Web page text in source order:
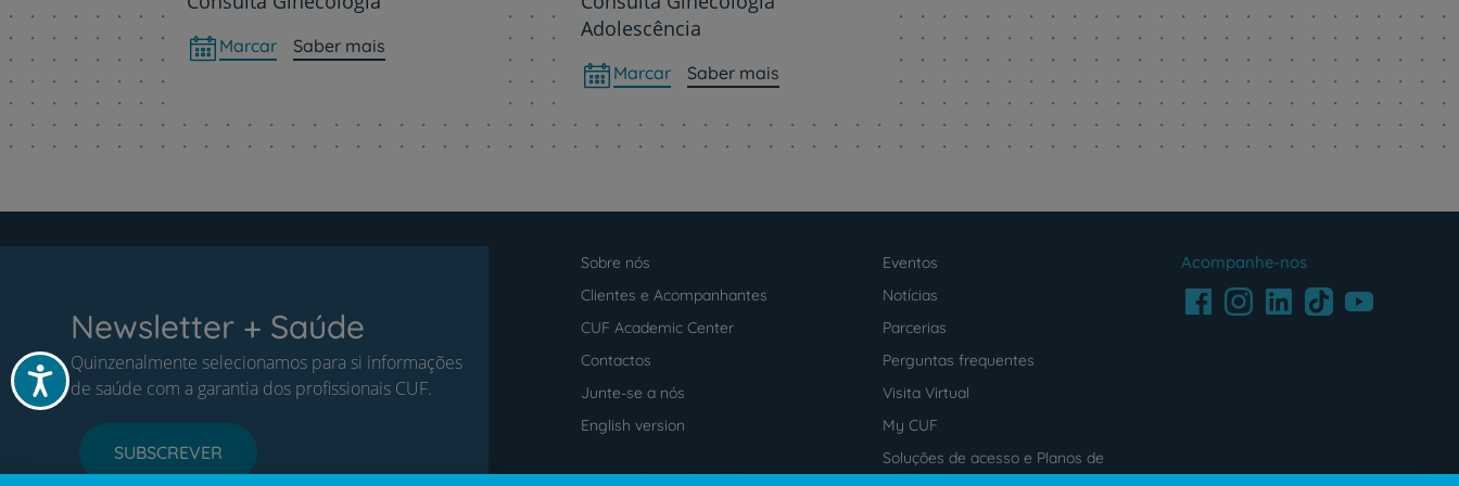
Acessibilidade
Marcar Saber mais
Adolescência
Marcar Saber mais
Newsletter + Saúde
Quinzenalmente selecionamos para si informações
de saúde com a garantia dos profissionais CUF.
SUBSCREVER
footer
Sobre nós
Eventos
Clientes e Acompanhantes
Notícias
CUF Academic Center
Parcerias
Contactos
Perguntas frequentes
Junte-se a nós
Visita Virtual
English version
My CUF
Intermediação de Crédito
Soluções de acesso e Planos de
saúde
Acompanhe-nos
FacebookInstagramLinkedInTikTokYoutube